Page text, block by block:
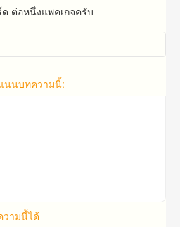
ด ต่อหนึ่งแพคเกจครับ
นนบทความนี้:
วามนี้ได้